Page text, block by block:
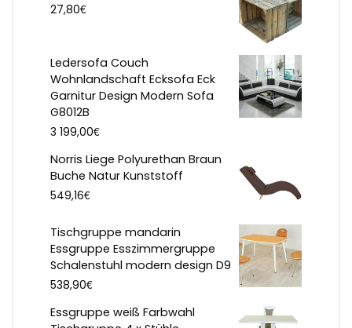
27,80€
Ledersofa Couch
Wohnlandschaft Ecksofa Eck
Garnitur Design Modern Sofa
G8012B
3 199,00€
Norris Liege Polyurethan Braun
Buche Natur Kunststoff
549,16€
Tischgruppe mandarin
Essgruppe Esszimmergruppe
Schalenstuhl modern design D9
538,90€
Essgruppe weiß Farbwahl